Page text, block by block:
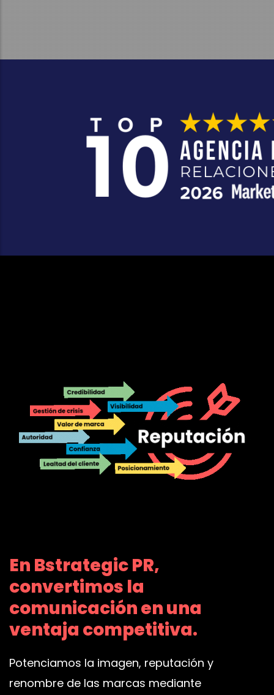
En Bstrategic PR,
convertimos la
comunicación en una
ventaja competitiva.
Potenciamos la imagen, reputación y
renombre de las marcas mediante